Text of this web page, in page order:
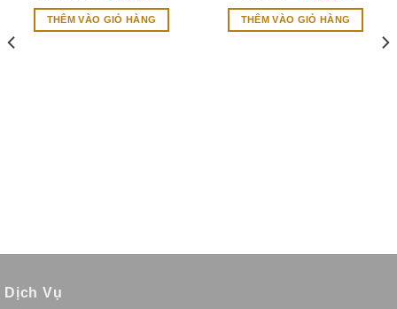
là:
2.100.000₫.
THÊM VÀO GIỎ HÀNG
là:
800.000₫.
THÊM VÀO GIỎ HÀNG
Dịch Vụ